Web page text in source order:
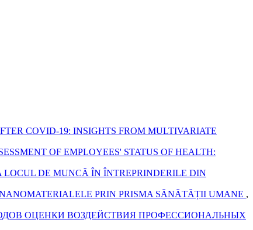
COVID-19: INSIGHTS FROM MULTIVARIATE
OF EMPLOYEES' STATUS OF HEALTH:
DE MUNCĂ ÎN ÎNTREPRINDERILE DIN
PRIN PRISMA SĂNĂTĂȚII UMANE ,
ОЦЕНКИ ВОЗДЕЙСТВИЯ ПРОФЕССИОНАЛЬНЫХ